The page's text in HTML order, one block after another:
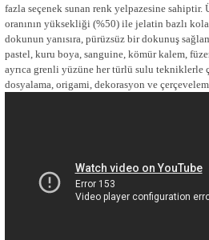
fazla seçenek sunan renk yelpazesine
oranının yüksekliği (%50) ile jelatin bazlı
dokunun yanısıra, pürüzsüz bir dokunuş
pastel, kuru boya, sanguine, kömür kalem,
ayrıca grenli yüzüne her türlü sulu tekniklerle
dosyalama, origami, dekorasyon ve